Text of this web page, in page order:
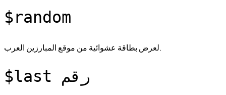
$random
لعرض بطاقة عشوائية من موقع المبارزين العرب.
$last رقم